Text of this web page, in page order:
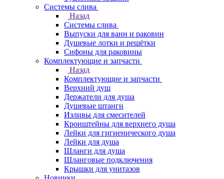
Системы слива
Назад
Системы слива
Выпуски для ванн и раковин
Душевые лотки и решётки
Сифоны для раковины
Комплектующие и запчасти
Назад
Комплектующие и запчасти
Верхний душ
Держатели для душа
Душевые штанги
Изливы для смесителей
Кронштейны для верхнего душа
Лейки для гигиенического душа
Лейки для душа
Шланги для душа
Шланговые подключения
Крышки для унитазов